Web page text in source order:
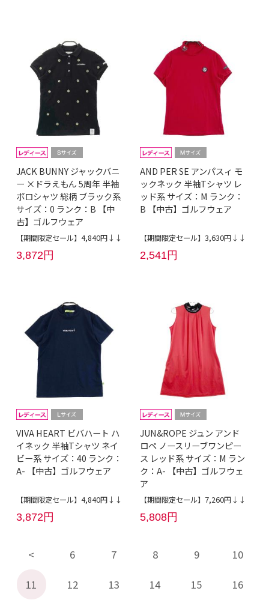
JACK BUNNY ジャックバニ
ー ×ドラえもん 5周年 半袖
ポロシャツ 総柄 ブラック系
サイズ：0 ランク：B 【中
古】ゴルフウェア
【期間限定セール】4,840円↓↓
3,872円
AND PER SE アンパスィ モ
ックネック 半袖Tシャツ レ
ッド系 サイズ：M ランク：
B 【中古】ゴルフウェア
【期間限定セール】3,630円↓↓
2,541円
VIVA HEART ビバハート ハ
イネック 半袖Tシャツ ネイ
ビー系 サイズ：40 ランク：
A- 【中古】ゴルフウェア
【期間限定セール】4,840円↓↓
3,872円
JUN&ROPE ジュン アンド
ロペ ノースリーブワンピー
ス レッド系 サイズ：M ラン
ク：A- 【中古】ゴルフウェ
ア
【期間限定セール】7,260円↓↓
5,808円
6 7 8 9 10
11 12 13 14 15 16